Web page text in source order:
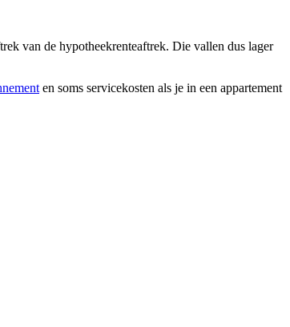
van de hypotheekrenteaftrek. Die vallen dus lager
en soms servicekosten als je in een appartement